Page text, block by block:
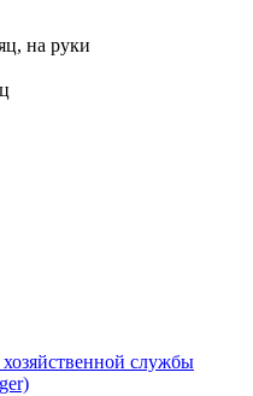
на руки
службы